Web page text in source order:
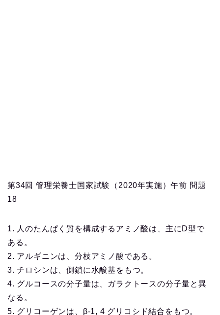
第34回 管理栄養士国家試験（2020年実施）午前 問題
18
1. 人のたんぱく質を構成するアミノ酸は、主にD型で
ある。
2. アルギニンは、分枝アミノ酸である。
3. チロシンは、側鎖に水酸基をもつ。
4. グルコースの分子量は、ガラクトースの分子量と異
なる。
5. グリコーゲンは、β-1, 4 グリコシド結合をもつ。